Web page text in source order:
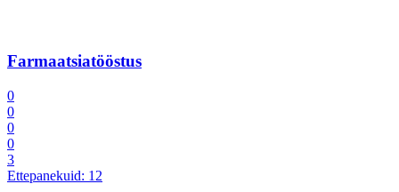
Farmaatsiatööstus
0
0
0
0
3
Ettepanekuid: 12